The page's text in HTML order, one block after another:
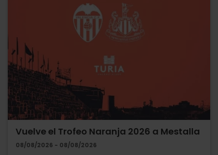
Vuelve el Trofeo Naranja 2026 a Mestalla
08/08/2026 - 08/08/2026